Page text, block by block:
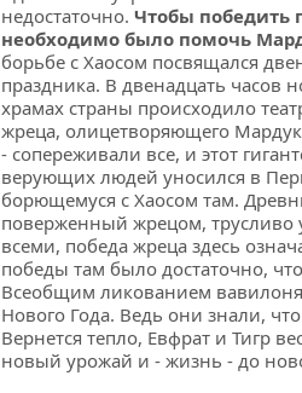
недостаточно. Чтобы победить
необходимо было помочь
борьбе с Хаосом посвящался
праздника. В двенадцать часов
храмах страны происходило
жреца, олицетворяющего
- сопереживали все, и этот
верующих людей уносился в
борющемуся с Хаосом там.
поверженный жрецом, трусливо
всеми, победа жреца здесь
победы там было достаточно,
Всеобщим ликованием
Нового Года. Ведь они знали,
Вернется тепло, Евфрат и Тигр
новый урожай и - жизнь - до